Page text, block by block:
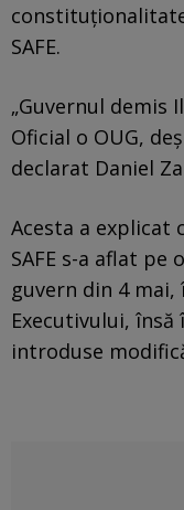
SAFE.
„Guvernul demis
Oficial o OUG,
declarat Daniel
Acesta a explicat
SAFE s-a aflat pe
guvern din 4
Executivului,
introduse